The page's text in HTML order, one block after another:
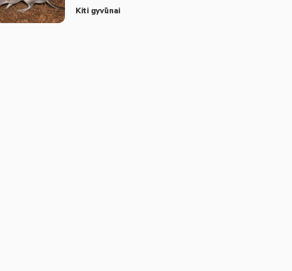
Kiti gyvūnai